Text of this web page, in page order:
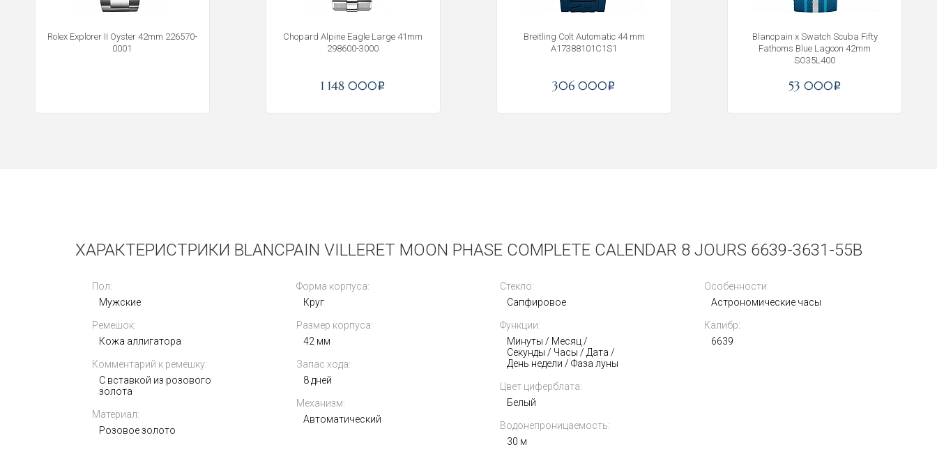
Rolex Explorer II Oyster 42mm 226570-
0001
Chopard Alpine Eagle Large 41mm
298600-3000
1 148 000i
Breitling Colt Automatic 44 mm
A17388101C1S1
306 000i
Blancpain x Swatch Scuba Fifty
Fathoms Blue Lagoon 42mm
SO35L400
53 000i
Vertu Metawatch S1 Black Ceramic
445 000i
ХАРАКТЕРИСТРИКИ BLANCPAIN VILLERET MOON PHASE COMPLETE CALENDAR 8 JOURS 6639-3631-55B
Пол:
Мужские
Ремешок:
Кожа аллигатора
Комментарий к ремешку:
С вставкой из розового
золота
Материал:
Розовое золото
Форма корпуса:
Круг
Размер корпуса:
42 мм
Запас хода:
8 дней
Механизм:
Автоматический
Стекло:
Сапфировое
Функции:
Минуты / Месяц /
Секунды / Часы / Дата /
День недели / Фаза луны
Цвет циферблата:
Белый
Водонепроницаемость:
30 м
Особенности:
Астрономические часы
Калибр:
6639